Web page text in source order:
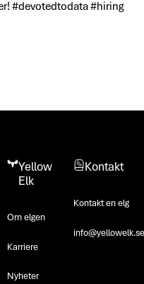
#devotedtodata #hiring
Yellow
Elk
Om elgen
Karriere
Nyheter
Kontakt
Kontakt en elg
info@yellowelk.se